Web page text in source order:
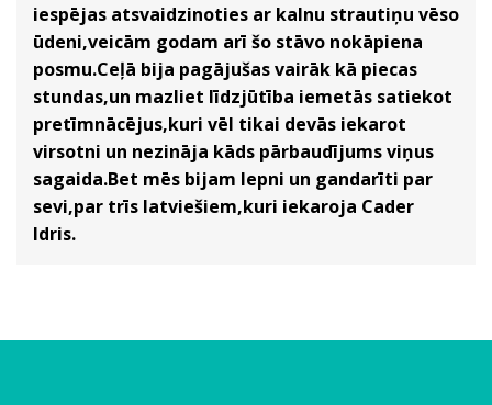
iespējas atsvaidzinoties ar kalnu strautiņu vēso
ūdeni,veicām godam arī šo stāvo nokāpiena
posmu.Ceļā bija pagājušas vairāk kā piecas
stundas,un mazliet līdzjūtība iemetās satiekot
pretīmnācējus,kuri vēl tikai devās iekarot
virsotni un nezināja kāds pārbaudījums viņus
sagaida.Bet mēs bijam lepni un gandarīti par
sevi,par trīs latviešiem,kuri iekaroja Cader
Idris.